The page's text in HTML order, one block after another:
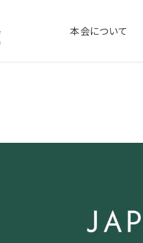
本会について